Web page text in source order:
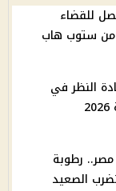
تذاكر كأس العالم 2026 تصل للقضاء
من ستوب هاب
النظر في
رطوبة
الصعيد